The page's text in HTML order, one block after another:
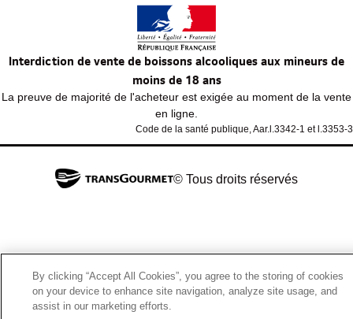
Interdiction de vente de boissons alcooliques aux mineurs de
moins de 18 ans
La preuve de majorité de l'acheteur est exigée au moment de la vente
en ligne.
Code de la santé publique, Aar.l.3342-1 et l.3353-3
© Tous droits réservés
By clicking “Accept All Cookies”, you agree to the storing of cookies
on your device to enhance site navigation, analyze site usage, and
assist in our marketing efforts.